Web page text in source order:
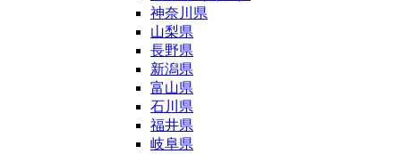
神奈川県
山梨県
長野県
新潟県
富山県
石川県
福井県
岐阜県